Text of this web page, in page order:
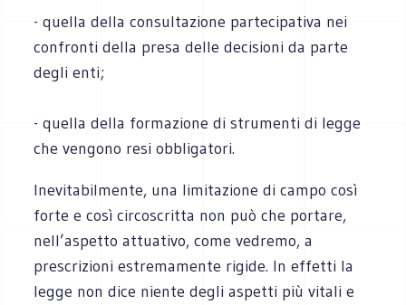
- quella della consultazione partecipativa nei
confronti della presa delle decisioni da parte
degli enti;
- quella della formazione di strumenti di legge
che vengono resi obbligatori.
Inevitabilmente, una limitazione di campo così
forte e così circoscritta non può che portare,
nell’aspetto attuativo, come vedremo, a
prescrizioni estremamente rigide. In effetti la
legge non dice niente degli aspetti più vitali e